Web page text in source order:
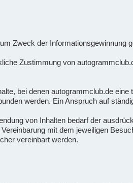
Zweck der Informationsgewinnung
Zustimmung von
bei denen autogrammclub.de
werden. Ein Anspruch auf
von Inhalten bedarf der
mit dem jeweiligen
vereinbart werden.